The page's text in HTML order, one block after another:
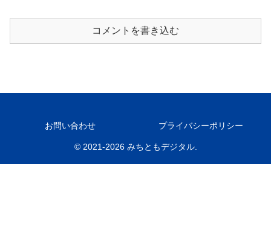
コメントを書き込む
お問い合わせ プライバシーポリシー
© 2021-2026 みちともデジタル.